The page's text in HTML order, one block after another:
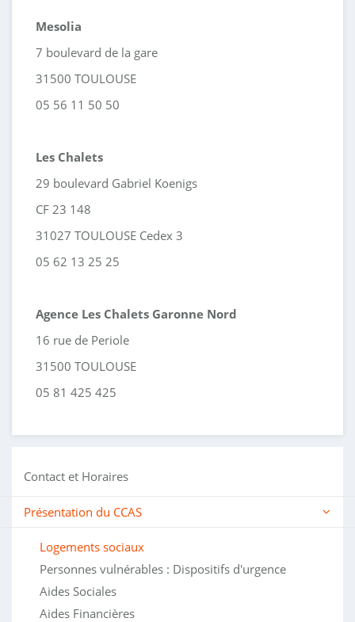
Mesolia
7 boulevard de la gare
31500 TOULOUSE
05 56 11 50 50
Les Chalets
29 boulevard Gabriel Koenigs
CF 23 148
31027 TOULOUSE Cedex 3
05 62 13 25 25
Agence Les Chalets Garonne Nord
16 rue de Periole
31500 TOULOUSE
05 81 425 425
Contact et Horaires
Présentation du CCAS
Logements sociaux
Personnes vulnérables : Dispositifs d'urgence
Aides Sociales
Aides Financières